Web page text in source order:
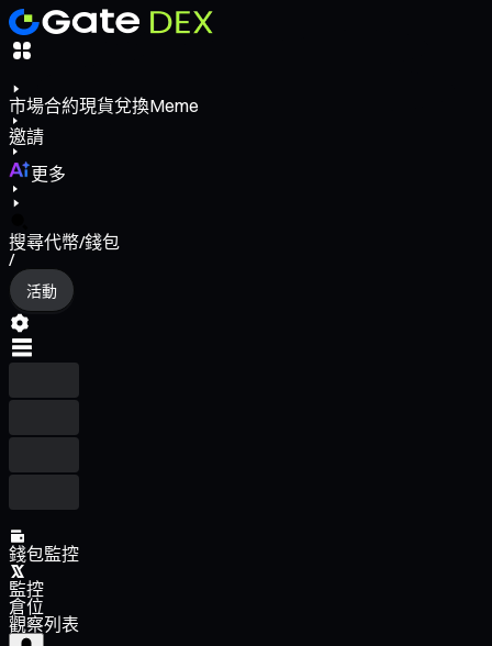
市場合約現貨兌換Meme
邀請
更多
搜尋代幣/錢包
/
活動
錢包監控
監控
倉位
觀察列表